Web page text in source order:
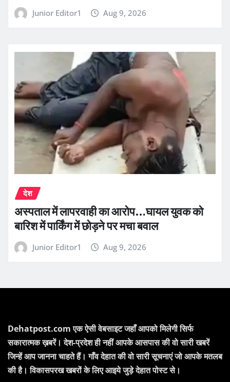
Junior Editor1 Aug 9, 2026
देश
अस्पताल में लापरवाही का आरोप…घायल युवक को
बारिश में पार्किंग में छोड़ने पर मचा बवाल
Junior Editor1 Aug 9, 2026
Dehatpost.com एक ऐसी वेबसाइट जहाँ आपको मिलेगी सिर्फ
सकारात्मक ख़बरें। देश-प्रदेश ही नहीं आपके आसपास की वो सारी खबरें
जिन्हें आप जानना चाहते हैं। गाँव देहात की वो सारी सूचनाएं जो आपके मतलब
की है। विकासपरख खबरों के लिए आइये जुड़े देहात पोस्ट से।